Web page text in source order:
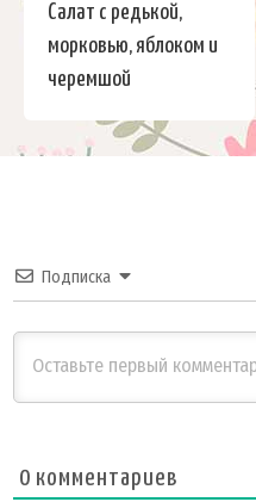
Салат с редькой,
морковью, яблоком и
черемшой
Подписка
0 комментариев